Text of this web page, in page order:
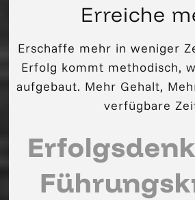
Erreiche
Erschaffe mehr in weniger
Erfolg kommt methodisch,
aufgebaut. Mehr Gehalt,
verfügbare